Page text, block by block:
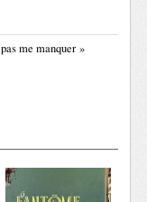
me manquer »